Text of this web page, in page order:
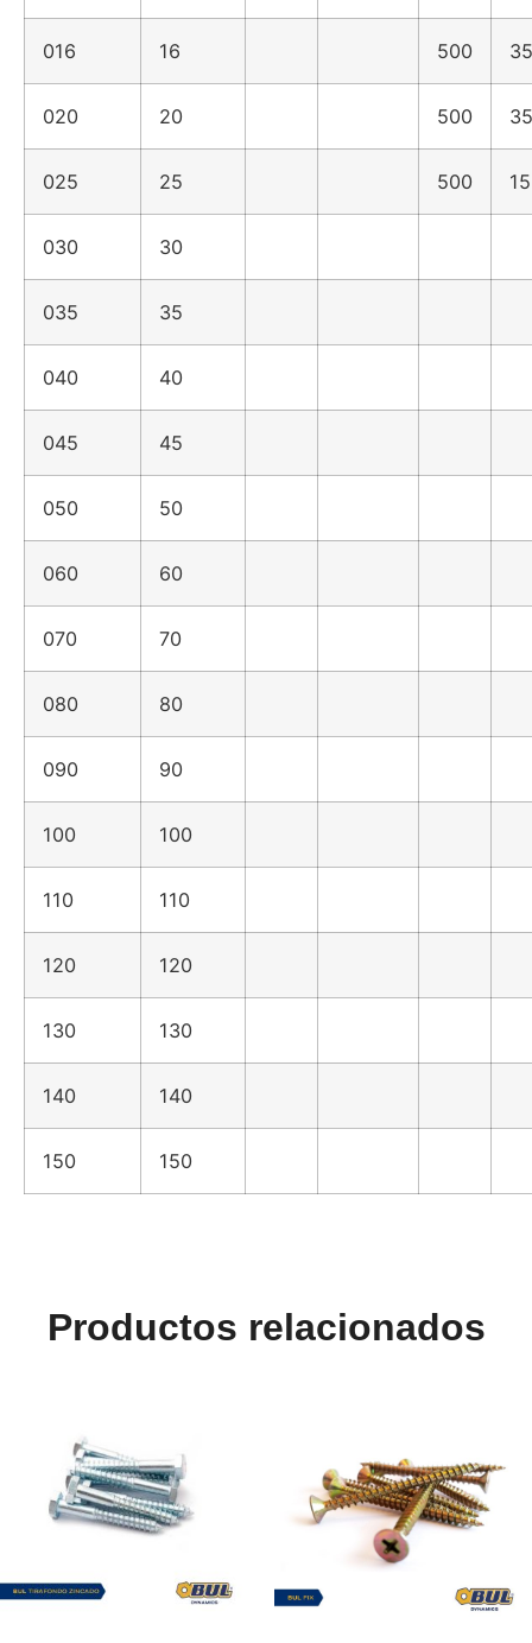
016 16 500
020 20 500
025 25 500
030 30
035 35
040 40
045 45
050 50
060 60
070 70
080 80
090 90
100 100
110 110
120 120
130 130
140 140
150 150
Productos relacionados